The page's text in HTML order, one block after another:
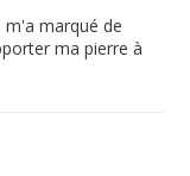
marqué de
ma pierre à